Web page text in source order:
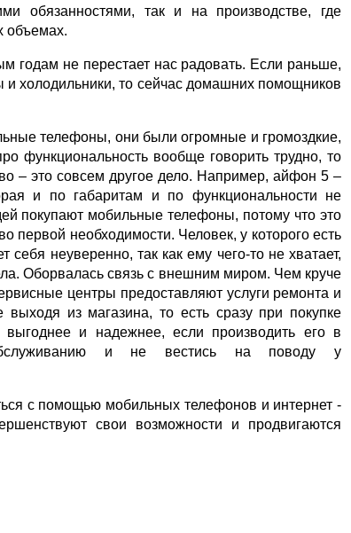
обязанностями, так и на производстве, где
объемах.
годам не перестает нас радовать. Если раньше,
и холодильники, то сейчас домашних помощников
телефоны, они были огромные и громоздкие,
функциональность вообще говорить трудно, то
– это совсем другое дело. Например, айфон 5 –
и по габаритам и по функциональности не
покупают мобильные телефоны, потому что это
первой необходимости. Человек, у которого есть
неуверенно, так как ему чего-то не хватает,
Оборвалась связь с внешним миром. Чем круче
центры предоставляют услуги ремонта и
из магазина, то есть сразу при покупке
и надежнее, если производить его в
и не вестись на поводу у
с помощью мобильных телефонов и интернет -
свои возможности и продвигаются